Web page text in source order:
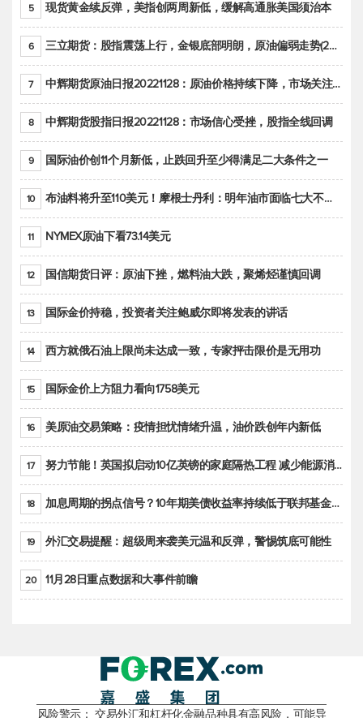
5 现货黄金续反弹，美指创两周新低，缓解高通胀美国须治本
6 三立期货：股指震荡上行，金银底部明朗，原油偏弱走势(20221128收评)
7 中辉期货原油日报20221128：原油价格持续下降，市场关注OPEC+新一轮产能政策
8 中辉期货股指日报20221128：市场信心受挫，股指全线回调
9 国际油价创11个月新低，止跌回升至少得满足二大条件之一
10 布油料将升至110美元！摩根士丹利：明年油市面临七大不确定性
11 NYMEX原油下看73.14美元
12 国信期货日评：原油下挫，燃料油大跌，聚烯烃谨慎回调
13 国际金价持稳，投资者关注鲍威尔即将发表的讲话
14 西方就俄石油上限尚未达成一致，专家抨击限价是无用功
15 国际金价上方阻力看向1758美元
16 美原油交易策略：疫情担忧情绪升温，油价跌创年内新低
17 努力节能！英国拟启动10亿英镑的家庭隔热工程 减少能源消耗
18 加息周期的拐点信号？10年期美债收益率持续低于联邦基金利率目标区间
19 外汇交易提醒：超级周来袭美元温和反弹，警惕筑底可能性
20 11月28日重点数据和大事件前瞻
风险警示： 交易外汇和杠杆化金融品种具有高风险，可能导